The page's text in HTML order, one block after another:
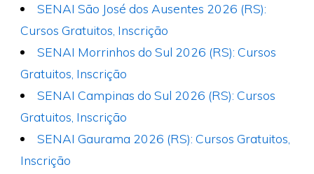
SENAI São José dos Ausentes 2026 (RS):
Cursos Gratuitos, Inscrição
SENAI Morrinhos do Sul 2026 (RS): Cursos
Gratuitos, Inscrição
SENAI Campinas do Sul 2026 (RS): Cursos
Gratuitos, Inscrição
SENAI Gaurama 2026 (RS): Cursos Gratuitos,
Inscrição